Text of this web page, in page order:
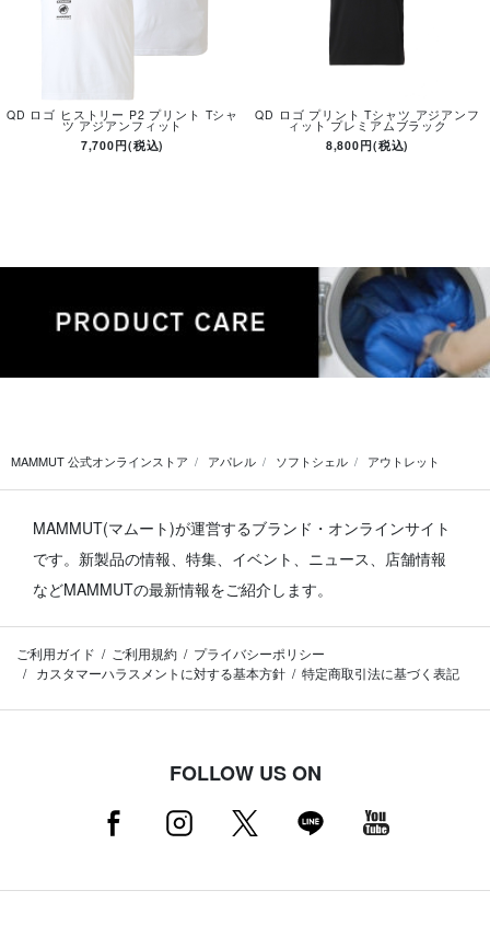
QD ロゴ ヒストリー P2 プリント Tシャ
ツ アジアンフィット
7,700円(税込)
QD ロゴ プリント Tシャツ アジアンフ
ィット プレミアムブラック
8,800円(税込)
MAMMUT 公式オンラインストア アパレル ソフトシェル アウトレット
MAMMUT(マムート)が運営するブランド・オンラインサイト
です。 新製品の情報、特集、イベント、ニュース、店舗情報
などMAMMUTの最新情報をご紹介します。
ご利用ガイド ご利用規約
プライバシーポリシー
カスタマーハラスメントに対する基本方針
特定商取引法に基づく表記
FOLLOW US ON